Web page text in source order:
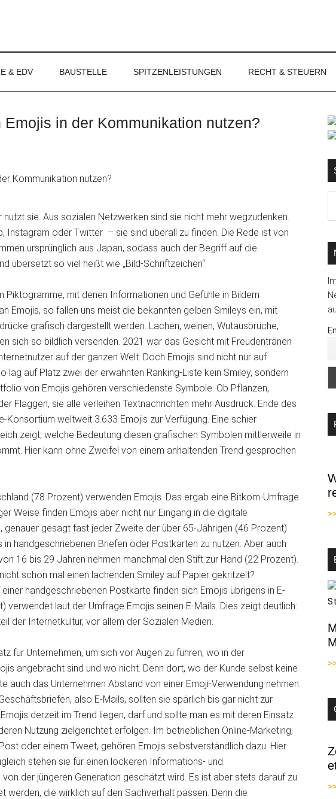
& EDV BAUSTELLE SPITZENLEISTUNGEN RECHT & STEUERN
Emojis in der Kommunikation nutzen?
sie. Aus sozialen Netzwerken sind sie nicht mehr wegzudenken.
Instagram oder Twitter – sie sind überall zu finden. Die Rede ist von
ursprünglich aus Japan, sodass auch der Begriff auf die
übersetzt so viel heißt wie „Bild-Schriftzeichen“.
Piktogramme, mit denen Informationen und Gefühle in Bildern
Emojis, so fallen uns meist die bekannten gelben Smileys ein, mit
grafisch dargestellt werden. Lachen, weinen, Wutausbrüche,
sich so bildlich versenden. 2021 war das Gesicht mit Freudentränen
auf der ganzen Welt. Doch Emojis sind nicht nur auf
lag auf Platz zwei der erwähnten Ranking-Liste kein Smiley, sondern
von Emojis gehören verschiedenste Symbole. Ob Pflanzen,
Flaggen, sie alle verleihen Textnachrichten mehr Ausdruck. Ende des
Konsortium weltweit 3.633 Emojis zur Verfügung. Eine schier
zeigt, welche Bedeutung diesen grafischen Symbolen mittlerweile in
Hier kann ohne Zweifel von einem anhaltenden Trend gesprochen
(78 Prozent) verwenden Emojis. Das ergab eine Bitkom-Umfrage
Weise finden Emojis aber nicht nur Eingang in die digitale
genauer gesagt fast jeder Zweite der über 65-Jährigen (46 Prozent)
in handgeschriebenen Briefen oder Postkarten zu nutzen. Aber auch
16 bis 29 Jahren nehmen manchmal den Stift zur Hand (22 Prozent).
schon mal einen lachenden Smiley auf Papier gekritzelt?
handgeschriebenen Postkarte finden sich Emojis übrigens in E-
verwendet laut der Umfrage Emojis seinen E-Mails. Dies zeigt deutlich:
der Internetkultur, vor allem der Sozialen Medien.
für Unternehmen, um sich vor Augen zu führen, wo in der
angebracht sind und wo nicht. Denn dort, wo der Kunde selbst keine
auch das Unternehmen Abstand von einer Emoji-Verwendung nehmen.
also E-Mails, sollten sie spärlich bis gar nicht zur
derzeit im Trend liegen, darf und sollte man es mit deren Einsatz
Nutzung zielgerichtet erfolgen. Im betrieblichen Online-Marketing,
oder einem Tweet, gehören Emojis selbstverständlich dazu. Hier
stehen sie für einen lockeren Informations- und
der jüngeren Generation geschätzt wird. Es ist aber stets darauf zu
werden, die wirklich auf den Sachverhalt passen. Denn die